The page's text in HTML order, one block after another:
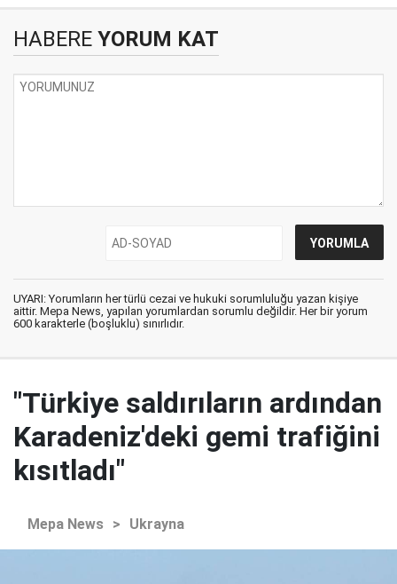
HABERE YORUM KAT
UYARI: Yorumların her türlü cezai ve hukuki sorumluluğu yazan kişiye
aittir. Mepa News, yapılan yorumlardan sorumlu değildir. Her bir yorum
600 karakterle (boşluklu) sınırlıdır.
"Türkiye saldırıların ardından
Karadeniz'deki gemi trafiğini
kısıtladı"
Mepa News > Ukrayna